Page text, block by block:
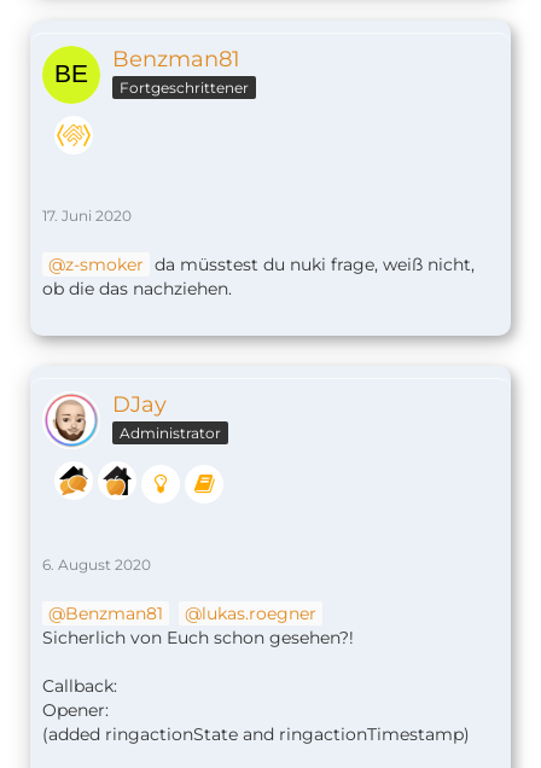
Benzman81
Fortgeschrittener
17. Juni 2020
z-smoker da müsstest du nuki frage, weiß nicht,
ob die das nachziehen.
DJay
Administrator
6. August 2020
Benzman81
lukas.roegner
Sicherlich von Euch schon gesehen?!
Callback:
Opener:
(added ringactionState and ringactionTimestamp)